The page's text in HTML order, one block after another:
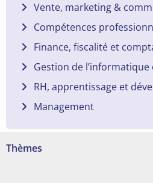
Vente, marketing &
Compétences
Finance, fiscalité et
Gestion de
RH, apprentissage et
Management
Thèmes